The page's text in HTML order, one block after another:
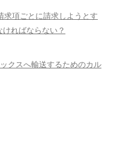
項ごとに請求しようとす
ればならない？
クスへ輸送するためのカル